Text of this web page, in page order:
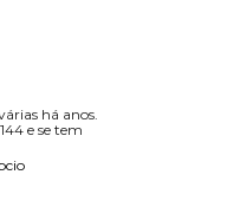
há anos.
e se tem